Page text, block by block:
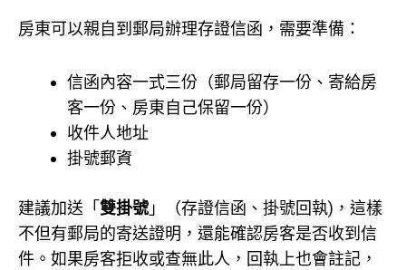
房東可以親自到郵局辦理存證信函，需要準備：
信函內容一式三份（郵局留存一份、寄給房
客一份、房東自己保留一份）
收件人地址
掛號郵資
建議加送「 雙掛號」（存證信函、掛號回執)，這樣
不但有郵局的寄送證明，還能確認房客是否收到信
件。如果房客拒收或查無此人，回執上也會註記，